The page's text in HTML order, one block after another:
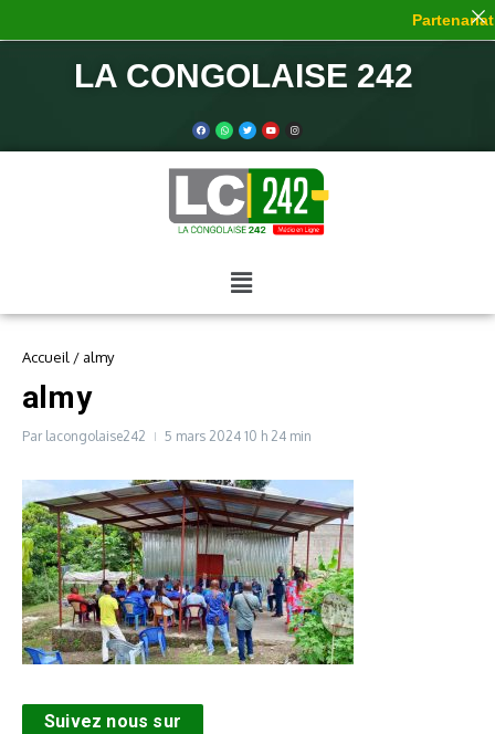
LA CONGOLAISE 242
Accueil / almy
almy
Par lacongolaise242 5 mars 2024 10 h 24 min
Suivez nous sur
Partenariat